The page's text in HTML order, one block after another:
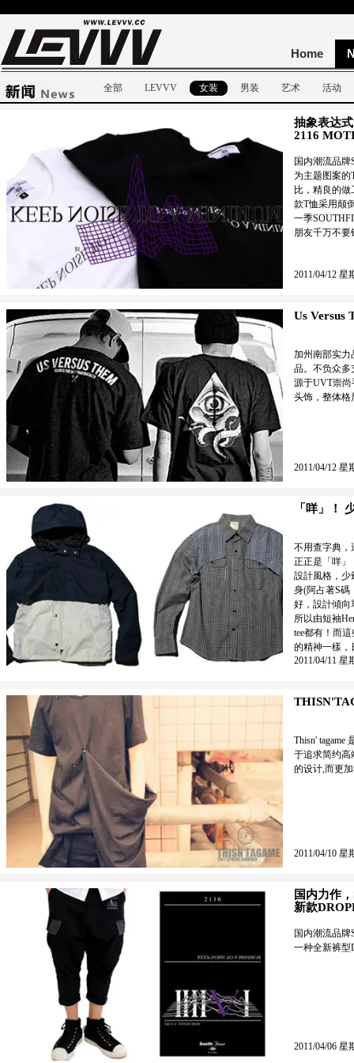
Home
全部 LEVVV 女装 男装 艺术 活动
抽象表达
2116
国内潮流品牌
为主题图案的
比，精良的
款T恤采用颠
一季
朋友千万不要
2011/04/12 星
Us Versus
加州南部实力
品。不负众多
源于UVT崇尚
头饰，整体格
2011/04/12 星
「咩」！
不用查字典，
正正是「咩」
設計風格，少
身(阿占著S碼
好，設計傾向
所以由短袖
tee都有！而
的精神一樣，
2011/04/11 星
Thisn' tagame
于追求简约高
的设计,而更
2011/04/10 星
国内力作
新款
国内潮流品牌
一种全新裤型
2011/04/06 星